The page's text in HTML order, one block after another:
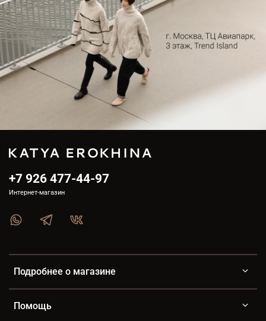
Подробнее о магазине
Помощь
+7 926 477-44-97
Интернет-магазин